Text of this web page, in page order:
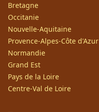
Bretagne
Occitanie
Nouvelle-Aquitaine
Provence-Alpes-Côte d'Azur
Normandie
Grand Est
Pays de la Loire
Centre-Val de Loire